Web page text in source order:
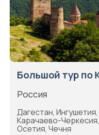
Большой тур по
Россия
Дагестан,
Карачаево-
Осетия, Чечня